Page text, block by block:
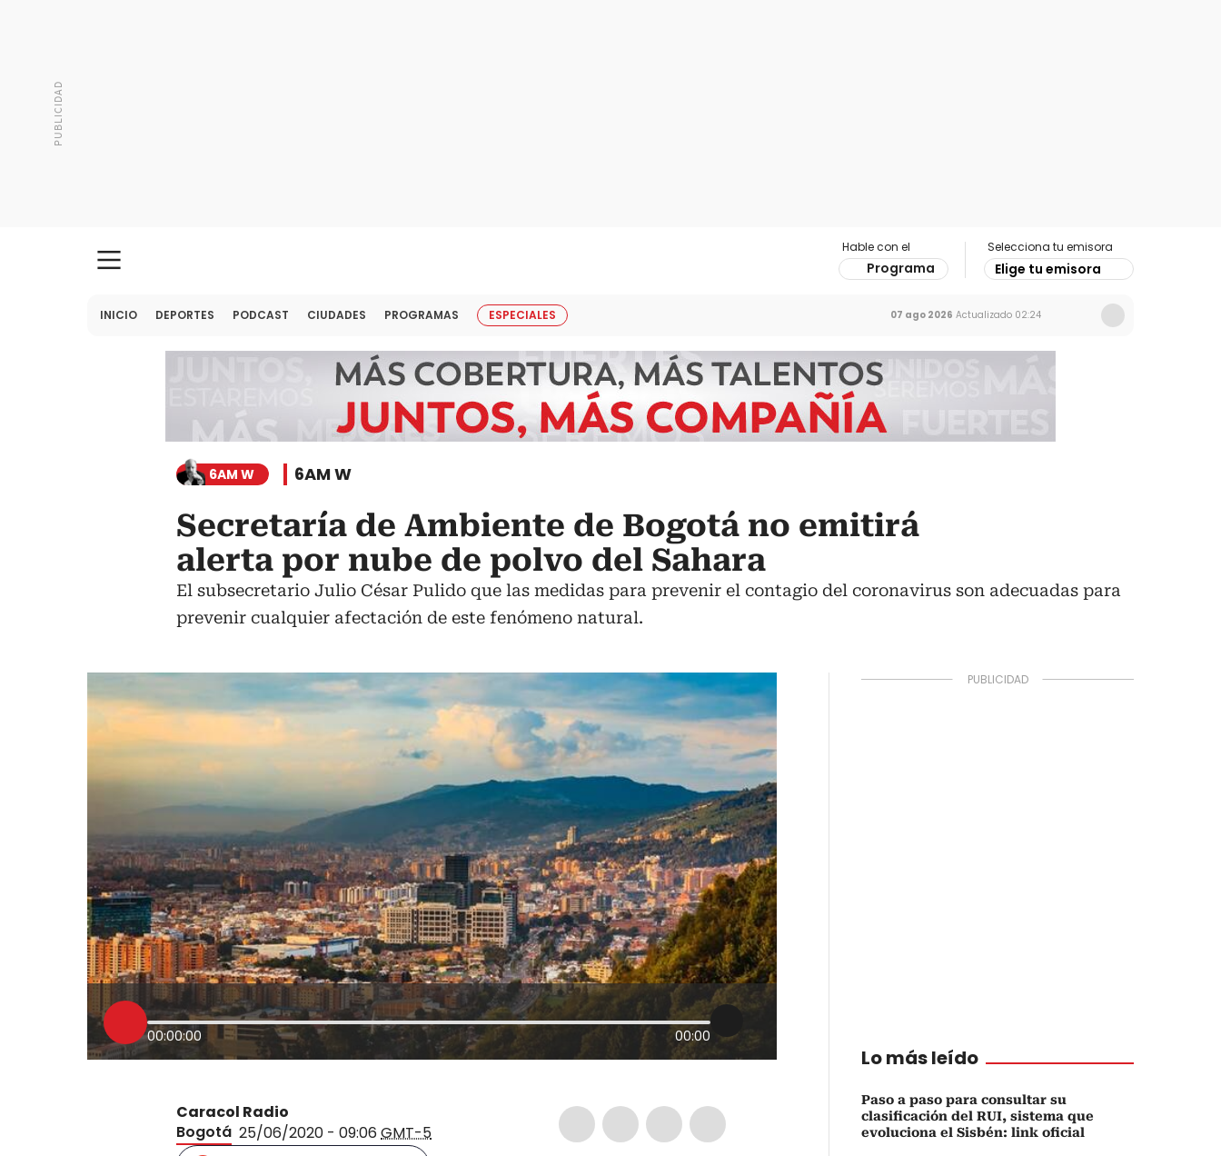
Hable con el
Programa
Selecciona tu emisora
Elige tu emisora
INICIO DEPORTES PODCAST CIUDADES PROGRAMAS ESPECIALES 07 ago 2026 Actualizado 02:24
6AM W 6AM W
Secretaría de Ambiente de Bogotá no emitirá
alerta por nube de polvo del Sahara
El subsecretario Julio César Pulido que las medidas para prevenir el contagio del coronavirus son adecuadas para
prevenir cualquier afectación de este fenómeno natural.
00:00:00 00:00
Caracol Radio
Bogotá 25/06/2020 - 09:06 GMT-5
Lo más leído
Paso a paso para consultar su
clasificación del RUI, sistema que
evoluciona el Sisbén: link oficial